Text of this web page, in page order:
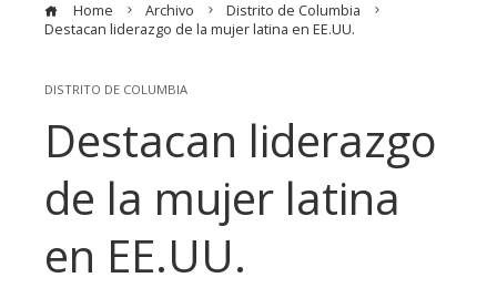
Home Archivo
Distrito de Columbia
Destacan liderazgo de la mujer latina en EE.UU.
DISTRITO DE COLUMBIA
Destacan liderazgo
de la mujer latina
en EE.UU.